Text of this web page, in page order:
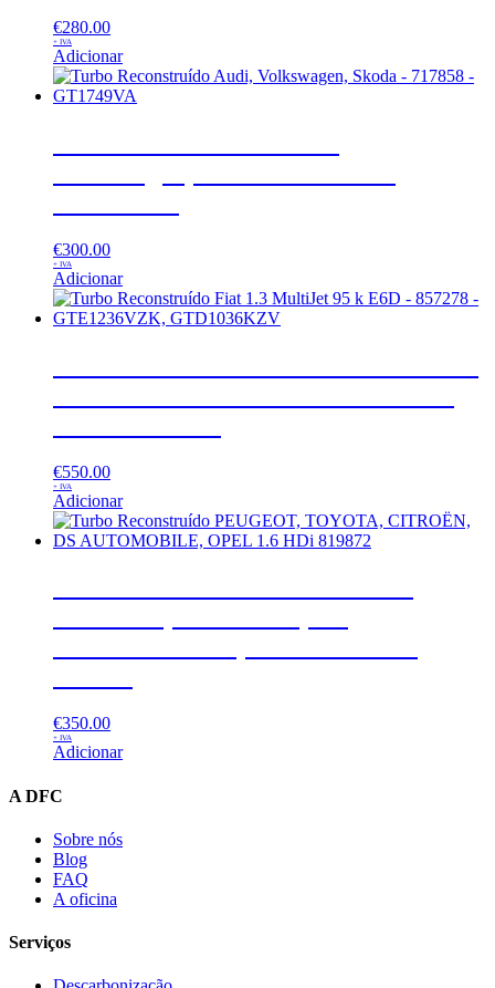
€280.00
+ IVA
Adicionar
€300.00
+ IVA
Adicionar
€550.00
+ IVA
Adicionar
€350.00
+ IVA
Adicionar
A DFC
Sobre nós
Blog
FAQ
A oficina
Serviços